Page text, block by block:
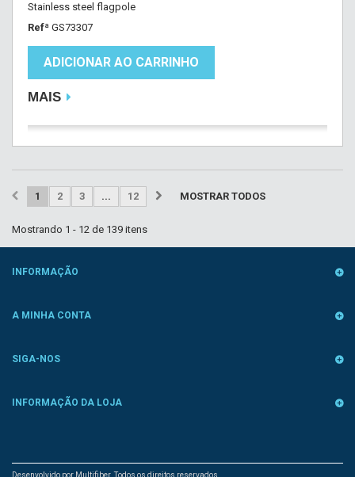
Stainless steel flagpole
Refª GS73307
ADICIONAR AO CARRINHO
MAIS
MOSTRAR TODOS
1 2 3 ... 12
Mostrando 1 - 12 de 139 itens
INFORMAÇÃO
Desenvolvido por Multifiber. Todos os direitos reservados.
A MINHA CONTA
SIGA-NOS
INFORMAÇÃO DA LOJA